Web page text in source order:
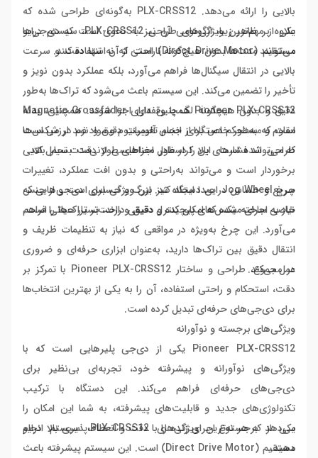
بالایی را ارائه می‌دهد. PLX-CRSS12 به‌گونه‌ای طراحی شده که
علاوه بر ظاهر زیبا، ارگونومی آن نیز به نحوی است که دی‌جی‌ها
می‌توانند مدت‌ها بدون هیچ‌گونه ناراحتی از آن استفاده کنند.
یکی از مهم‌ترین ویژگی‌های طراحی PLX-CRSS12، سیستم درایو
مستقیم (Direct Drive Motor) است که نه تنها دقت و سرعت
بالایی در انتقال سیگنال‌ها فراهم می‌آورد، بلکه عملکرد بدون نویز و
تأخیر را تضمین می‌کند. این سیستم باعث می‌شود که تراک‌ها به‌طور
دقیق و بدون هیچگونه لگ یا وقفه‌ای اجرا شوند. همچنین، بدنه
مقاوم و مستحکم دستگاه از جنس آلومینیوم و مواد ضد لرزش است
که می‌تواند فشارهای بالا را در طول اجراهای طولانی‌مدت تحمل کند.
Pioneer PLX-CRSS12 همچنین دارای Magnetic Crossfader
است که به‌طور خاص برای انجام تغییرات دقیق و نرم در میکس‌ها
طراحی شده است. این کراسفادر مغناطیسی از دقت بسیار بالایی
برخوردار است و می‌تواند به‌راحتی و بدون افت عملکرد، تغییرات
سریع و حساس در صدا ایجاد کند. این ویژگی برای دی‌جی‌هایی که
نیاز به اجرای میکس‌های پیچیده و دقیقی دارند، بسیار حیاتی است.
چرخ Jog Wheel این دستگاه نیز بزرگ و حساس است و از جنس
خاصی ساخته شده که امکان کنترل دقیق و راحت‌تر تراک‌ها را فراهم
می‌آورد. این چرخ به‌ویژه در مواقعی که نیاز به تنظیمات ظریف و
انتقال دقیق بین تراک‌ها دارید، به‌عنوان ابزاری حرفه‌ای و ضروری
عمل می‌کند.
در مجموع، طراحی و ساختار Pioneer PLX-CRSS12 با تمرکز بر
دقت، استحکام و راحتی استفاده، آن را به یکی از بهترین انتخاب‌ها
برای دی‌جی‌های حرفه‌ای تبدیل کرده است.
ویژگی‌های برجسته و نوآورانه
Pioneer PLX-CRSS12 یکی از دی‌جی پلیرهایی است که با
ویژگی‌های نوآورانه و پیشرفته خود، تجربه‌ای بی‌نظیر برای
دی‌جی‌های حرفه‌ای فراهم می‌کند. این دستگاه با ترکیب
تکنولوژی‌های جدید و قابلیت‌های پیشرفته، به شما این امکان را
می‌دهد که هر نوع اجرای زنده را با دقت و انعطاف‌پذیری بالا انجام
دهید.
یکی از برجسته‌ترین ویژگی‌های PLX-CRSS12، سیستم درایو
مستقیم (Direct Drive Motor) است. این سیستم پیشرفته باعث